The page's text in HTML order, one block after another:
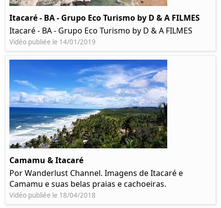
Itacaré - BA - Grupo Eco Turismo by D & A FILMES
Itacaré - BA - Grupo Eco Turismo by D & A FILMES
Vidéo publiée le 14/01/2019
Camamu & Itacaré
Por Wanderlust Channel. Imagens de Itacaré e
Camamu e suas belas praias e cachoeiras.
Vidéo publiée le 18/04/2018